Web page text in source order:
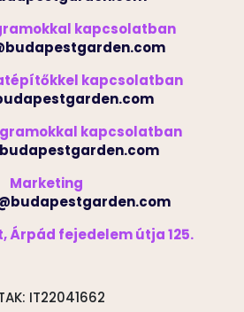
kapcsolatban
kapcsolatban
kapcsolatban
Marketing
Árpád fejedelem útja 125.
IT22041662